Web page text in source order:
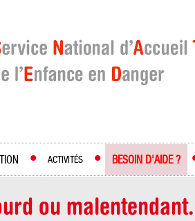
ACTIVITÉS BESOIN D'AIDE ?
ou